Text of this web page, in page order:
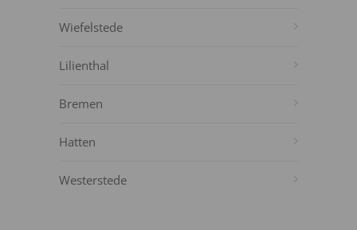
Wiefelstede
Lilienthal
Bremen
Hatten
Westerstede